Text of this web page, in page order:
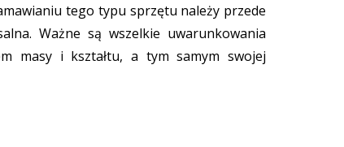
tego typu sprzętu należy przede
Ważne są wszelkie uwarunkowania
masy i kształtu, a tym samym swojej